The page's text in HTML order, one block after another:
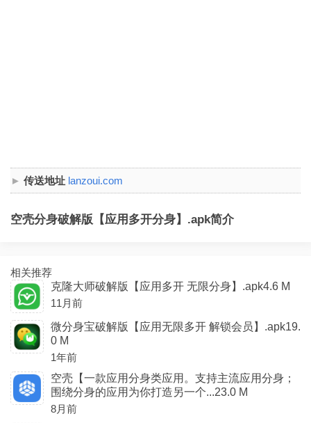
传送地址 lanzoui.com
空壳分身破解版【应用多开分身】.apk简介
相关推荐
克隆大师破解版【应用多开 无限分身】.apk4.6 M
11月前
微分身宝破解版【应用无限多开 解锁会员】.apk19.
0 M
1年前
空壳【一款应用分身类应用。支持主流应用分身；
围绕分身的应用为你打造另一个...23.0 M
8月前